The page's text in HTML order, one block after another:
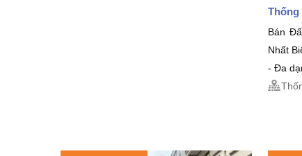
Thống
Bán
Nhất
- Đa